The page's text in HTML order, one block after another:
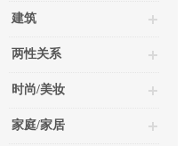
建筑
两性关系
时尚/美妆
家庭/家居